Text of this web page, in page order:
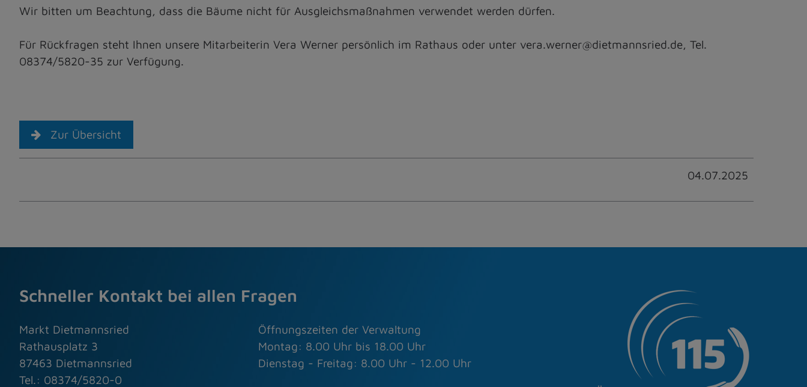
Wir bitten um Beachtung, dass die Bäume nicht für Ausgleichsmaßnahmen verwendet werden dürfen.
Für Rückfragen steht Ihnen unsere Mitarbeiterin Vera Werner persönlich im Rathaus oder unter vera.werner@dietmannsried.de, Tel.
08374/5820-35 zur Verfügung.
Zur Übersicht
04.07.2025
Schneller Kontakt bei allen Fragen
Markt Dietmannsried
Rathausplatz 3
87463 Dietmannsried
Tel.: 08374/5820-0
Öffnungszeiten der Verwaltung
Montag: 8.00 Uhr bis 18.00 Uhr
Dienstag - Freitag: 8.00 Uhr - 12.00 Uhr